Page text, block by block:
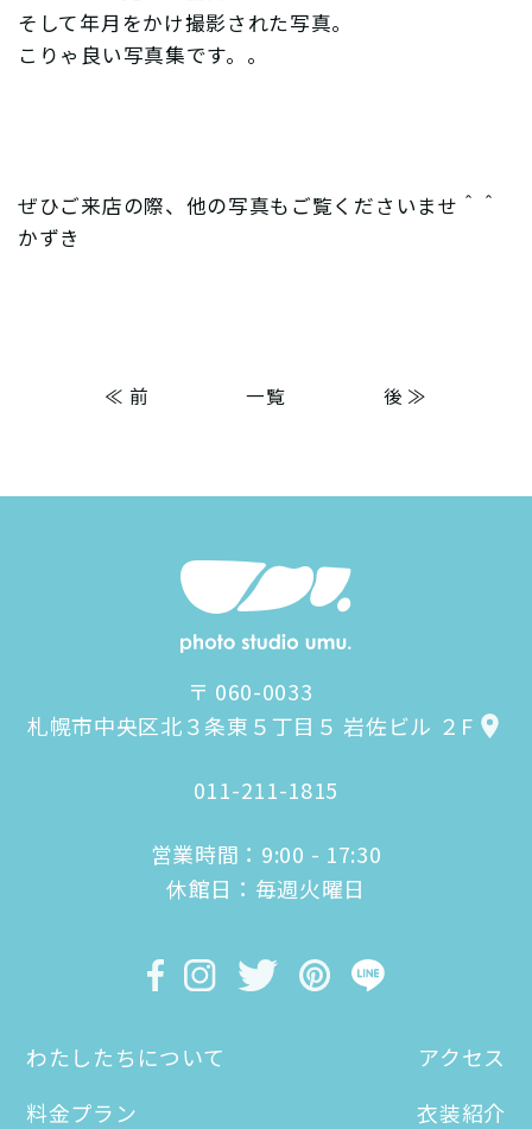
そして年月をかけ撮影された写真。
こりゃ良い写真集です。。
ぜひご来店の際、他の写真もご覧くださいませ＾＾
かずき
≪ 前 一覧 後 ≫
〒 060-0033
札幌市中央区北３条東５丁目５ 岩佐ビル ２F
011-211-1815
営業時間：9:00 - 17:30
休館日：毎週火曜日
わたしたちについて
アクセス
料金プラン
衣装紹介